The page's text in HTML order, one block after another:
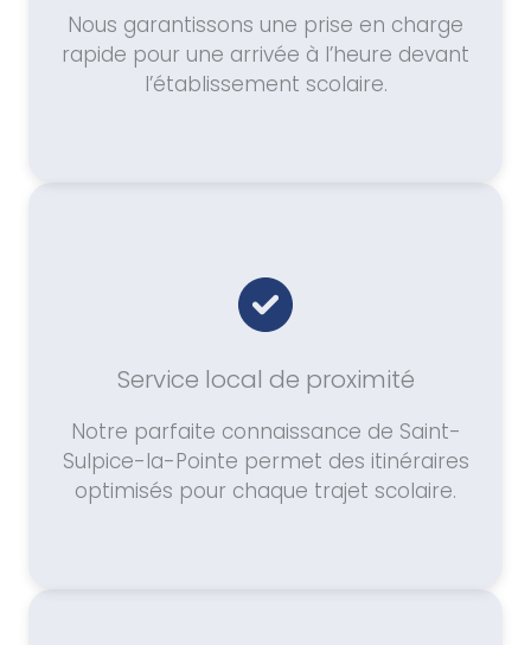
Nous garantissons une prise en charge
rapide pour une arrivée à l’heure devant
l’établissement scolaire.
Service local de proximité
Notre parfaite connaissance de Saint-
Sulpice-la-Pointe permet des itinéraires
optimisés pour chaque trajet scolaire.